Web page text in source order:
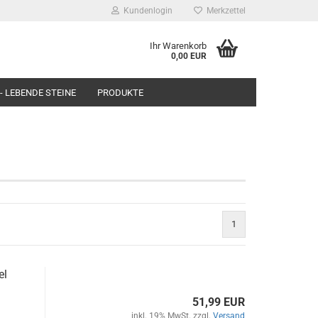
Kundenlogin Merkzettel
Ihr Warenkorb
0,00 EUR
LEBENDE STEINE PRODUKTE
1
51,99 EUR
inkl. 19% MwSt. zzgl. Versand